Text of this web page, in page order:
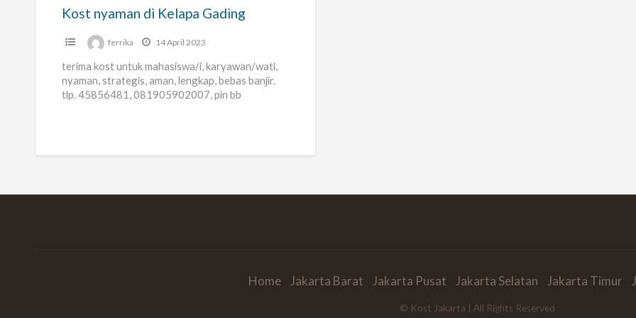
Kost nyaman di Kelapa Gading
ferrika 14 April 2023
terima kost untuk mahasiswa/i, karyawan/wati,
nyaman, strategis, aman, lengkap, bebas banjir.
tlp. 45856481, 081905902007, pin bb
Home Jakarta Barat Jakarta Pusat Jakarta Selatan Jakarta Timur
© Kost Jakarta | All Rights Reserved